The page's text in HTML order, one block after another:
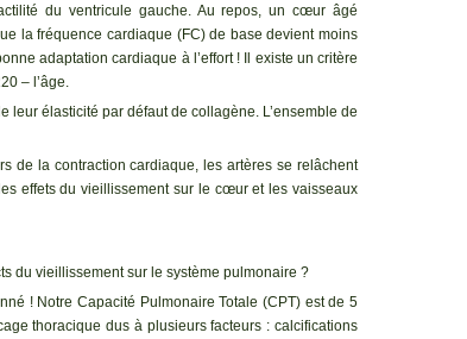
du ventricule gauche. Au repos, un cœur âgé
la fréquence cardiaque (FC) de base devient moins
adaptation cardiaque à l’effort ! Il existe un critère
– l’âge.
leur élasticité par défaut de collagène. L’ensemble de
de la contraction cardiaque, les artères se relâchent
effets du vieillissement sur le cœur et les vaisseaux
du vieillissement sur le système pulmonaire ?
! Notre Capacité Pulmonaire Totale (CPT) est de 5
thoracique dus à plusieurs facteurs : calcifications